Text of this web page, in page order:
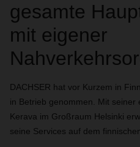
gesamte
mit eigener
DACHSER hat vor Kurzem in
in Betrieb genommen. Mit seiner
Kerava im Großraum Helsinki
seine Services auf dem